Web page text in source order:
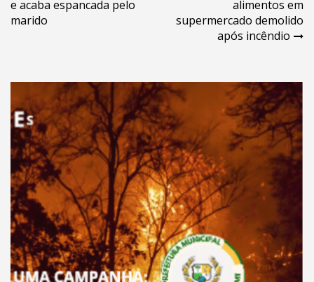
de
e acaba espancada pelo
marido
alimentos em
supermercado demolido
após incêndio